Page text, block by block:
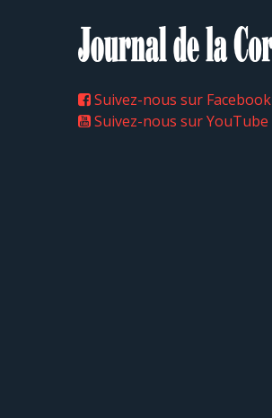
Suivez-nous sur Facebook
Suivez-nous sur YouTube